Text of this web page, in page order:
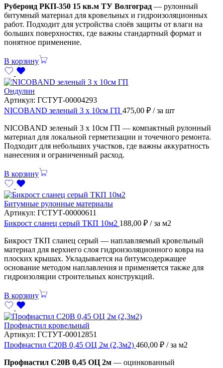
Рубероид РКП-350 15 кв.м ТУ Волгоград — рулонный
битумный материал для кровельных и гидроизоляционных
работ. Подходит для устройства слоёв защиты от влаги на
больших поверхностях, где важны стандартный формат и
понятное применение.
В корзину
Ондулин
Артикул: ГСТУТ-00004293
NICOBAND зеленый 3 х 10см ГП 475,00 ₽ / за шт
NICOBAND зеленый 3 х 10см ГП — компактный рулонный
материал для локальной герметизации и точечного ремонта.
Подходит для небольших участков, где важны аккуратность
нанесения и ограниченный расход.
В корзину
Битумные рулонные материалы
Артикул: ГСТУТ-00000611
Бикрост сланец серый ТКП 10м2 188,00 ₽ / за м2
Бикрост ТКП сланец серый — наплавляемый кровельный
материал для верхнего слоя гидроизоляционного ковра на
плоских крышах. Укладывается на битумсодержащее
основание методом наплавления и применяется также для
гидроизоляции строительных конструкций.
В корзину
Профнастил кровельный
Артикул: ГСТУТ-00012851
Профнастил С20В 0,45 ОЦ 2м (2,3м2) 460,00 ₽ / за м2
Профнастил С20В 0,45 ОЦ 2м — оцинкованный